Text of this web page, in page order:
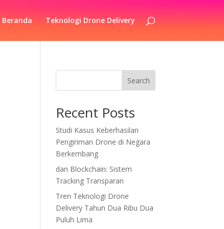
Beranda Teknologi Drone Delivery
Search
Recent Posts
Studi Kasus Keberhasilan
Pengiriman Drone di Negara
Berkembang
dan Blockchain: Sistem
Tracking Transparan
Tren Teknologi Drone
Delivery Tahun Dua Ribu Dua
Puluh Lima